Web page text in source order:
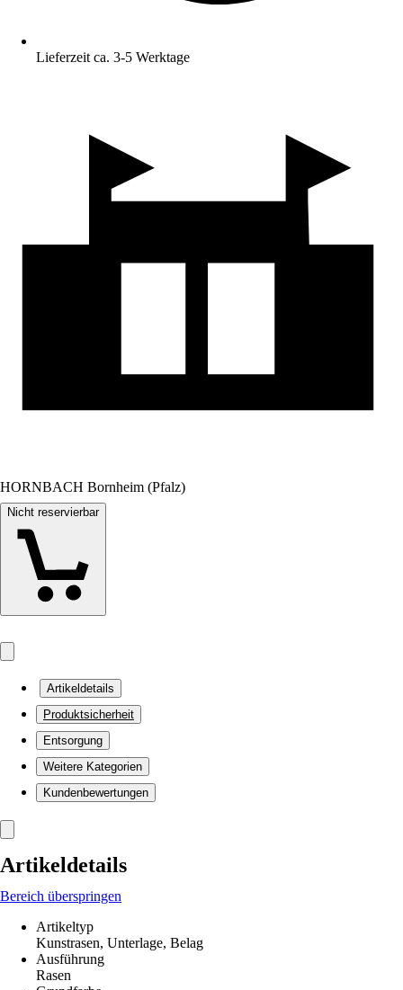
Lieferzeit ca. 3-5 Werktage
HORNBACH Bornheim (Pfalz)
Nicht reservierbar
Artikeldetails
Produktsicherheit
Entsorgung
Weitere Kategorien
Kundenbewertungen
Artikeldetails
Bereich überspringen
Artikeltyp
Kunstrasen, Unterlage, Belag
Ausführung
Rasen